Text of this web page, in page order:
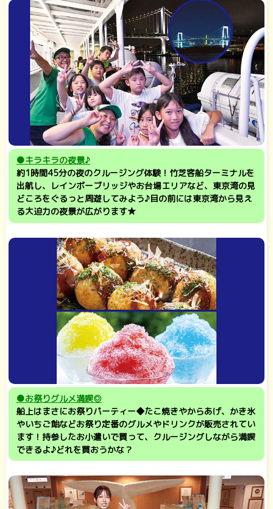
●キラキラの夜景♪
約1時間45分の夜のクルージング体験！竹芝客船ターミナルを
出航し、レインボーブリッジやお台場エリアなど、東京湾の見
どころをぐるっと周遊してみよう♪目の前には東京湾から見え
る大迫力の夜景が広がります★
●お祭りグルメ満喫◎
船上はまさにお祭りパーティー◆たこ焼きやからあげ、かき氷
やいちご飴などお祭り定番のグルメやドリンクが販売されてい
ます！持参したお小遣いで買って、クルージングしながら満喫
できるよ♪どれを買おうかな？